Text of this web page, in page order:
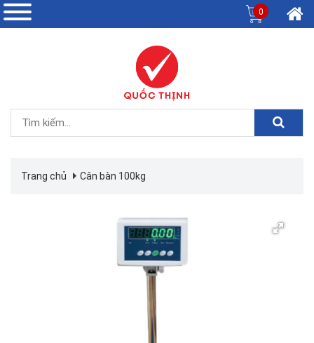
0
Trang chủ Cân bàn 100kg